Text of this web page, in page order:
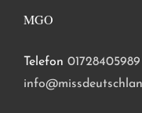
MGO
Telefon 01728405989